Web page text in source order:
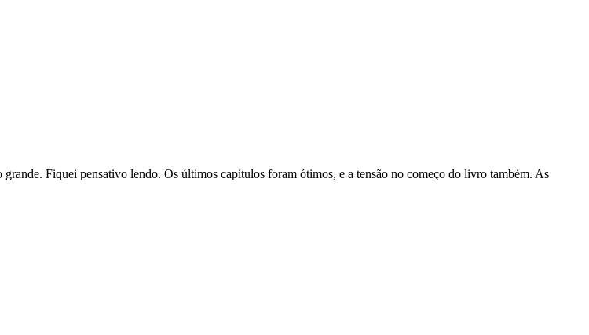
Fiquei pensativo lendo. Os últimos capítulos foram ótimos, e a tensão no começo do livro também. As